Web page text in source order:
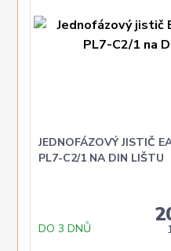
JEDNOFÁZOVÝ JISTIČ
PL7-C2/1 NA DIN LIŠTU
DO 3 DNŮ